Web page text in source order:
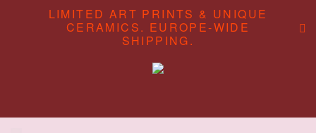
LIMITED ART PRINTS & UNIQUE
CERAMICS. EUROPE-WIDE
SHIPPING.